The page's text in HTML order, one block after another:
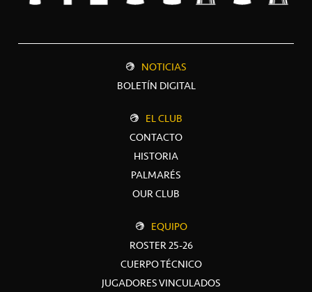
NOTICIAS
BOLETÍN DIGITAL
EL CLUB
CONTACTO
HISTORIA
PALMARÉS
OUR CLUB
EQUIPO
ROSTER 25-26
CUERPO TÉCNICO
JUGADORES VINCULADOS